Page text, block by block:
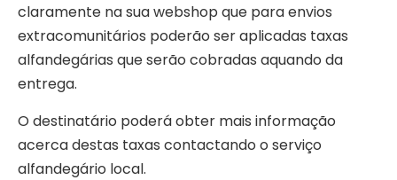
claramente na sua webshop que para envios
extracomunitários poderão ser aplicadas taxas
alfandegárias que serão cobradas aquando da
entrega.
O destinatário poderá obter mais informação
acerca destas taxas contactando o serviço
alfandegário local.